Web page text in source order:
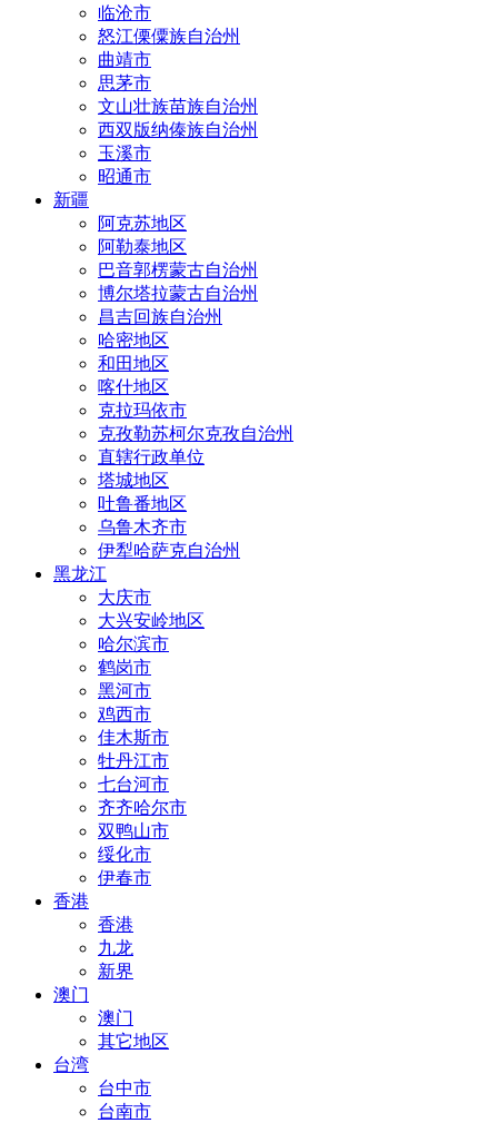
临沧市
怒江傈僳族自治州
曲靖市
思茅市
文山壮族苗族自治州
西双版纳傣族自治州
玉溪市
昭通市
新疆
阿克苏地区
阿勒泰地区
巴音郭楞蒙古自治州
博尔塔拉蒙古自治州
昌吉回族自治州
哈密地区
和田地区
喀什地区
克拉玛依市
克孜勒苏柯尔克孜自治州
直辖行政单位
塔城地区
吐鲁番地区
乌鲁木齐市
伊犁哈萨克自治州
黑龙江
大庆市
大兴安岭地区
哈尔滨市
鹤岗市
黑河市
鸡西市
佳木斯市
牡丹江市
七台河市
齐齐哈尔市
双鸭山市
绥化市
伊春市
香港
香港
九龙
新界
澳门
澳门
其它地区
台湾
台中市
台南市